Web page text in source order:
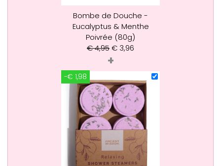
Bombe de Douche -
Eucalyptus & Menthe
Poivrée (80g)
€4,95€ 3,96
+
-€ 1,98